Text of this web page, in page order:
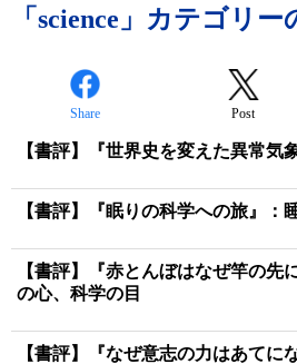
「science」カテゴリー
Share Post
【書評】『世界史を変えた異常気
【書評】『眠りの科学への旅』：
【書評】『赤とんぼはなぜ竿の先
の心、科学の目
【書評】『なぜ意志の力はあてに